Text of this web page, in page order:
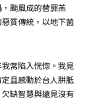
颱風成的替罪羔
質傳統，以地下菌
常陷入恍惚。我見
且感動於台人胼胝
缺智慧與遠見沒有